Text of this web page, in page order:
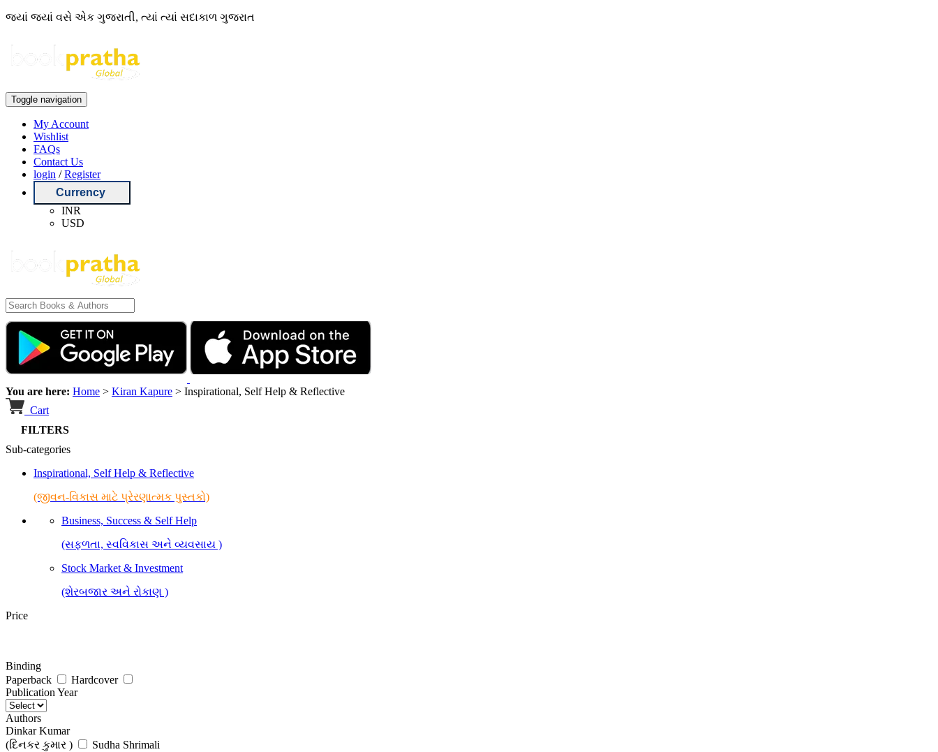
જ્યાં જ્યાં વસે એક ગુજરાતી, ત્યાં ત્યાં સદાકાળ ગુજરાત
Toggle navigation
My Account
Wishlist
FAQs
Contact Us
login /Register
Currency
INR
USD
You are here: Home > Kiran Kapure > Inspirational, Self Help & Reflective
Cart
FILTERS
Sub-categories
Inspirational, Self Help & Reflective
(જીવન-વિકાસ માટે પ્રેરણાત્મક પુસ્તકો)
Business, Success & Self Help
(સફળતા, સ્વવિકાસ અને વ્યવસાય )
Stock Market & Investment
(શેરબજાર અને રોકાણ )
Price
Binding
Paperback
Hardcover
Publication Year
Authors
Dinkar Kumar
(દિનકર કુમાર )
Sudha Shrimali